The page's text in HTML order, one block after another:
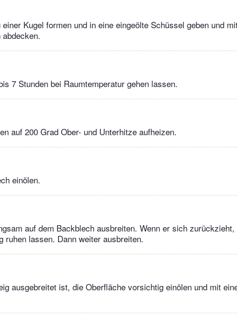
einer Kugel formen und in eine eingeölte Schüssel geben und
7 Stunden bei Raumtemperatur gehen lassen.
auf 200 Grad Ober- und Unterhitze aufheizen.
einölen.
auf dem Backblech ausbreiten. Wenn er sich
ruhen lassen. Dann weiter ausbreiten.
ausgebreitet ist, die Oberfläche vorsichtig einölen und mit